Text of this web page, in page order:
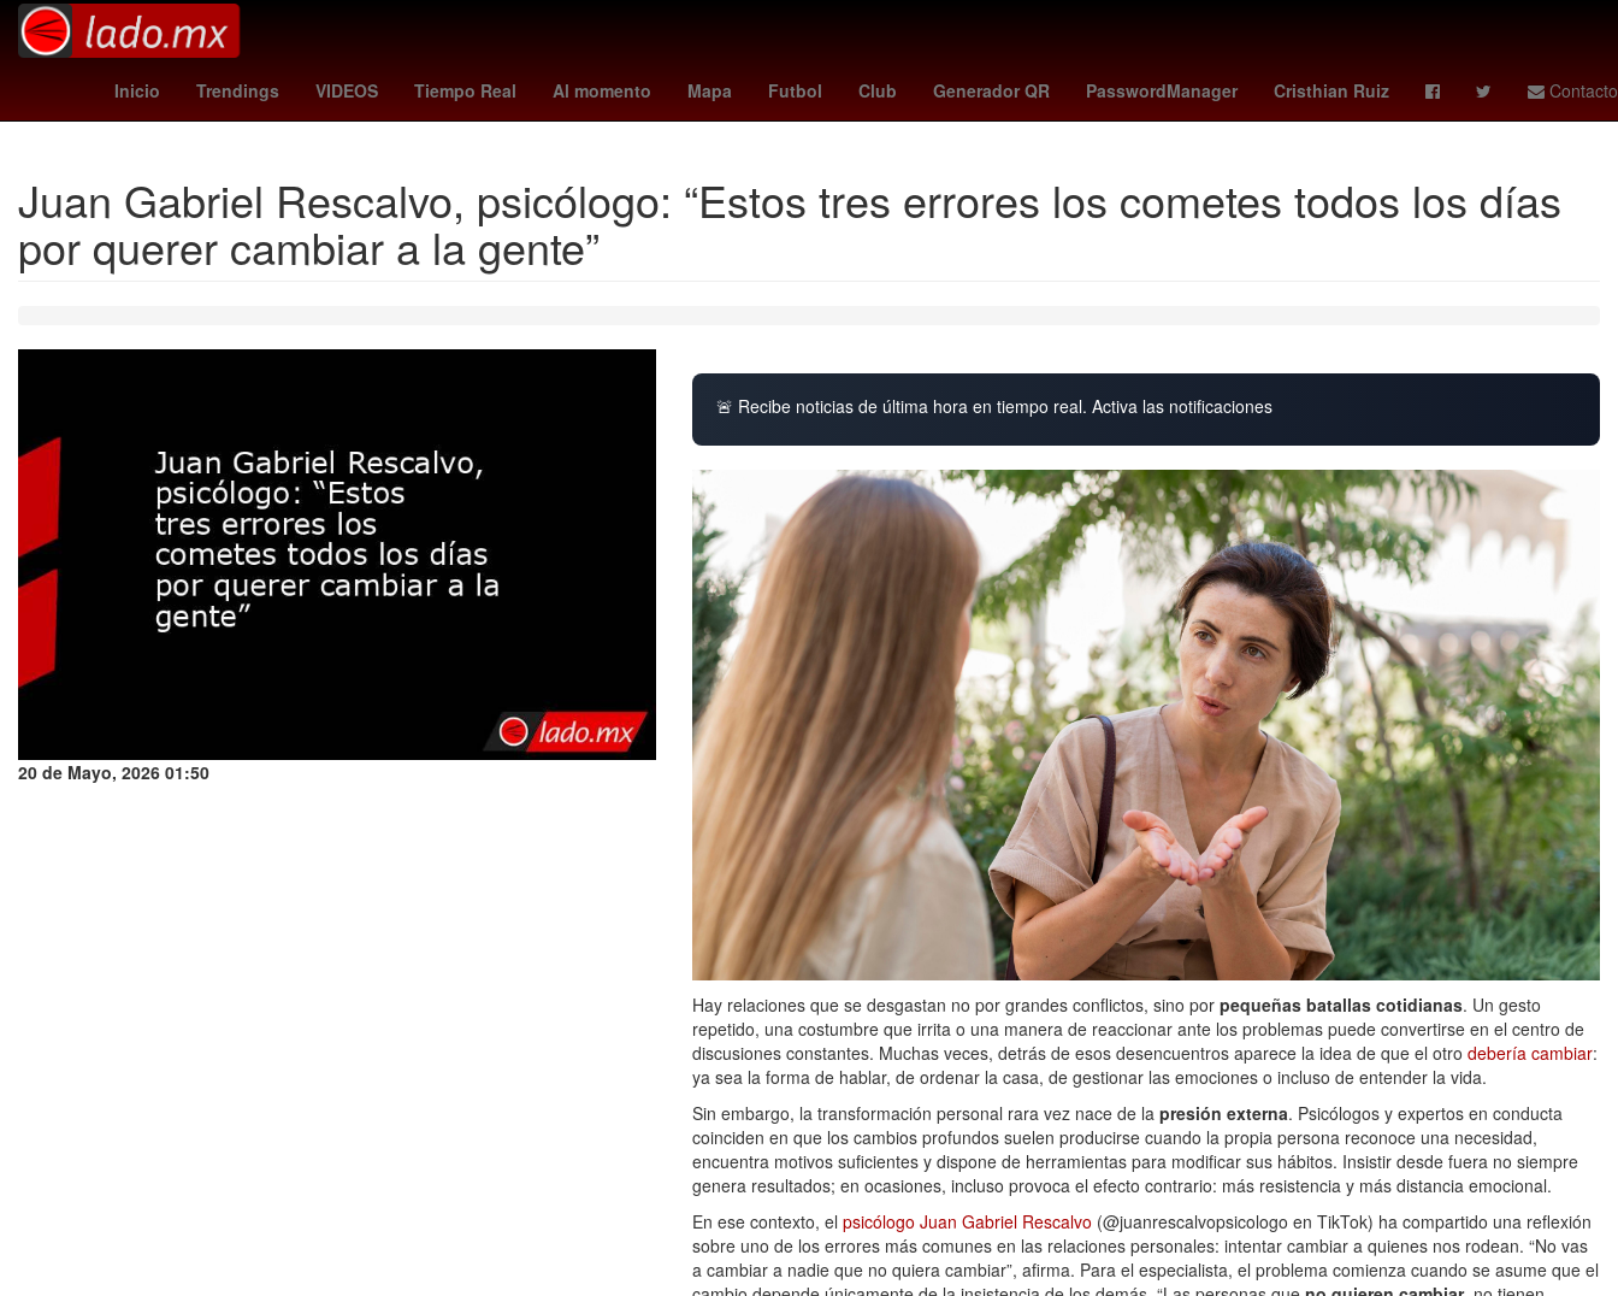
Inicio Trendings VIDEOS Tiempo Real Al momento Mapa Futbol Club Generador QR PasswordManager Cristhian Ruiz Contacto
festividad Gobierno Tierra Kheira Hamraoui remo - santos Luuk de Jong precio del dólar hoy Los Cabos HBO Dólar estadounidense
Juan Gabriel Rescalvo, psicólogo: “Estos tres errores los cometes todos los días
por querer cambiar a la gente”
20 de Mayo, 2026 01:50
🚨 Recibe noticias de última hora en tiempo real. Activa las notificaciones
Hay relaciones que se desgastan no por grandes conflictos, sino por pequeñas batallas cotidianas. Un gesto
repetido, una costumbre que irrita o una manera de reaccionar ante los problemas puede convertirse en el centro de
discusiones constantes. Muchas veces, detrás de esos desencuentros aparece la idea de que el otro debería cambiar:
ya sea la forma de hablar, de ordenar la casa, de gestionar las emociones o incluso de entender la vida.
Sin embargo, la transformación personal rara vez nace de la presión externa. Psicólogos y expertos en conducta
coinciden en que los cambios profundos suelen producirse cuando la propia persona reconoce una necesidad,
encuentra motivos suficientes y dispone de herramientas para modificar sus hábitos. Insistir desde fuera no siempre
genera resultados; en ocasiones, incluso provoca el efecto contrario: más resistencia y más distancia emocional.
En ese contexto, el psicólogo Juan Gabriel Rescalvo (@juanrescalvopsicologo en TikTok) ha compartido una reflexión
sobre uno de los errores más comunes en las relaciones personales: intentar cambiar a quienes nos rodean. “No vas
a cambiar a nadie que no quiera cambiar”, afirma. Para el especialista, el problema comienza cuando se asume que el